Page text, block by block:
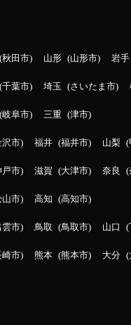
秋田市 山形 山形市 岩手
千葉市 埼玉 さいたま市
岐阜市 三重 津市
沢市 福井 福井市 山梨
戸市 滋賀 大津市 奈良
山市 高知 高知市
雲市 鳥取 鳥取市 山口
崎市 熊本 熊本市 大分